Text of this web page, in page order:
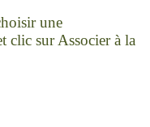
une
clic sur Associer à la